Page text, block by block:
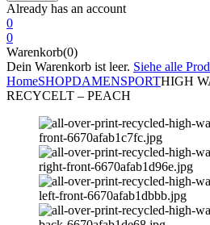
Already has an account
0
0
Warenkorb(0)
Dein Warenkorb ist leer. Siehe alle
HomeSHOPDAMENSPORTHIGH
RECYCELT – PEACH